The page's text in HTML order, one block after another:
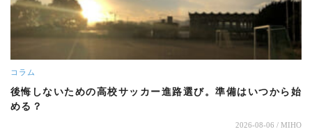
コラム
後悔しないための高校サッカー進路選び。準備はいつから始
める？
2026-08-06 / MIHO